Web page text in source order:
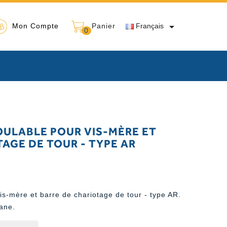
Mon Compte
0
Panier Français 
POUR VIS-MÈRE ET
DE TOUR - TYPE AR
mère et barre de chariotage de tour - type AR.